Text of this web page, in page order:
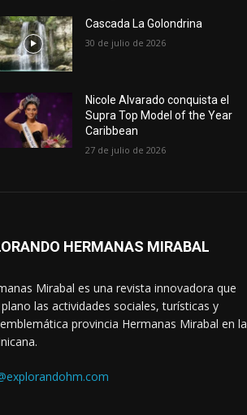
Cascada La Golondrina
30 de julio de 2026
Nicole Alvarado conquista el
Supra Top Model of the Year
Caribbean
27 de julio de 2026
HERMANAS MIRABAL
Mirabal es una revista innovadora que
las actividades sociales, turísticas y
provincia Hermanas Mirabal en la